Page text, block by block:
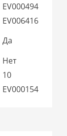
EV000494
EV006416
Да
Нет
10
EV000154